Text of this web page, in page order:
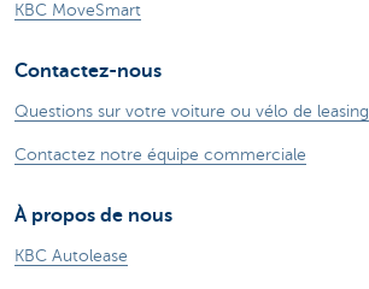
KBC MoveSmart
Contactez-nous
Questions sur votre voiture ou vélo de leasing
Contactez notre équipe commerciale
À propos de nous
KBC Autolease